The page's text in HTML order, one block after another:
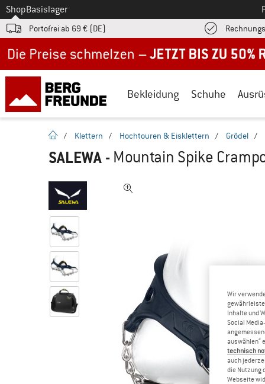
Zum
ShopBasislager
Portofrei ab 69 € (DE)
Bekleidung Schuhe
Startseite
/ Klettern / Hochtouren & Eisklettern / Grödel /
SALEWA - Mountain Spike
Wir
Inhalte und
Social
auswählen“
technisch
auch
die Nutzung
Webseite